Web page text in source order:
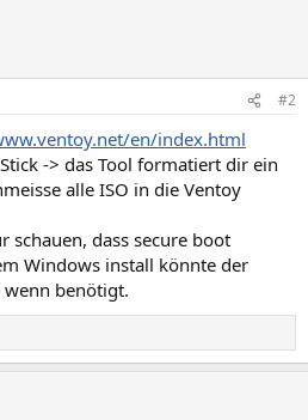
#2
en/index.html
-> das Tool formatiert dir ein
alle ISO in die Ventoy
schauen, dass secure boot
Windows install könnte der
benötigt.